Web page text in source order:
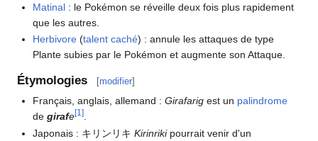
Matinal : le Pokémon se réveille deux fois plus rapidement
que les autres.
Herbivore (talent caché) : annule les attaques de type
Plante subies par le Pokémon et augmente son Attaque.
Étymologies [modifier]
Français, anglais, allemand :Girafarig est un palindrome
degirafe[1]
Japonais : キリンリキKirinrikipourrait venir d'un